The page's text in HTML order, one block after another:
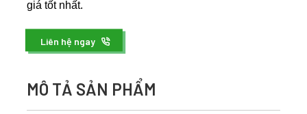
giá tốt nhất.
Liên hệ ngay
MÔ TẢ SẢN PHẨM